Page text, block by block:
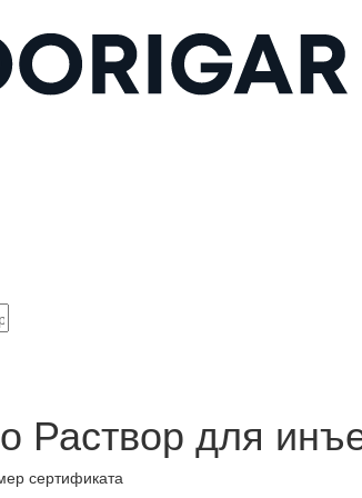
Раствор для
сертификата